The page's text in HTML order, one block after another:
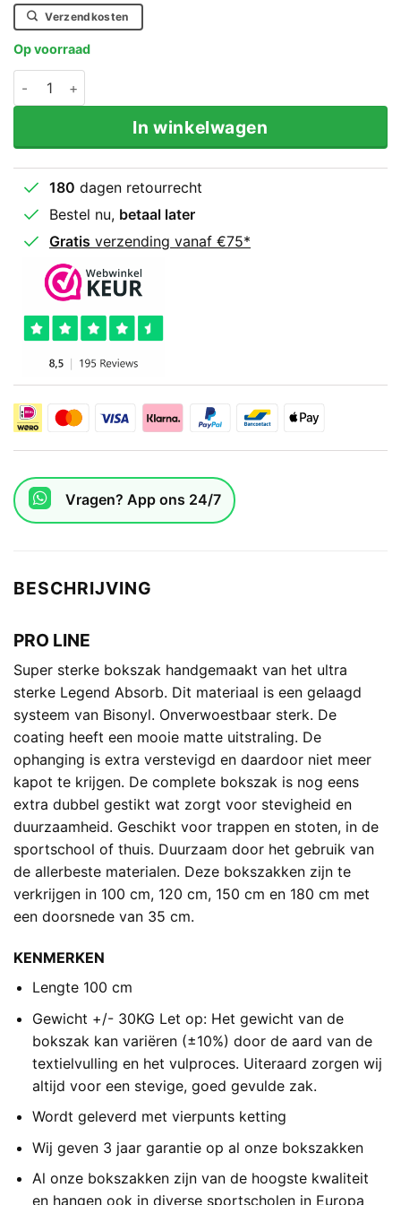
Verzendkosten
Op voorraad
Legend Sports 100 cm Bokszak gevuld PRO LINE aantal
In winkelwagen
180 dagen retourrecht
Bestel nu, betaal later
Gratis verzending vanaf €75*
Vragen? App ons 24/7
BESCHRIJVING
PRO LINE
Super sterke bokszak handgemaakt van het ultra
sterke Legend Absorb. Dit materiaal is een gelaagd
systeem van Bisonyl. Onverwoestbaar sterk. De
coating heeft een mooie matte uitstraling. De
ophanging is extra verstevigd en daardoor niet meer
kapot te krijgen. De complete bokszak is nog eens
extra dubbel gestikt wat zorgt voor stevigheid en
duurzaamheid. Geschikt voor trappen en stoten, in de
sportschool of thuis. Duurzaam door het gebruik van
de allerbeste materialen. Deze bokszakken zijn te
verkrijgen in 100 cm, 120 cm, 150 cm en 180 cm met
een doorsnede van 35 cm.
KENMERKEN
Lengte 100 cm
Gewicht +/- 30KG Let op: Het gewicht van de
bokszak kan variëren (±10%) door de aard van de
textielvulling en het vulproces. Uiteraard zorgen wij
altijd voor een stevige, goed gevulde zak.
Wordt geleverd met vierpunts ketting
Wij geven 3 jaar garantie op al onze bokszakken
Al onze bokszakken zijn van de hoogste kwaliteit
en hangen ook in diverse sportscholen in Europa